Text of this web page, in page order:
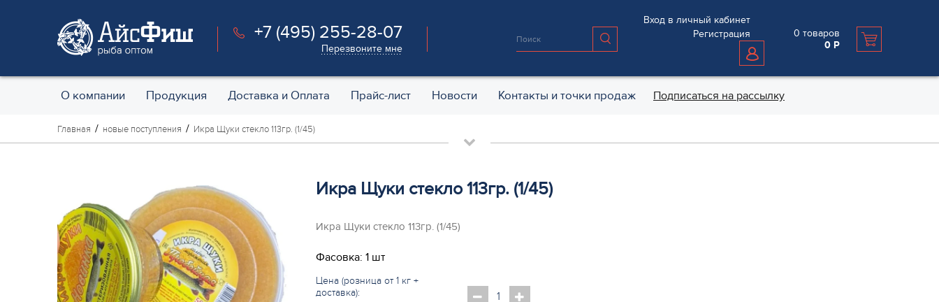
+7 (495) 255-28-07
Перезвоните мне
Вход в личный кабинет
Регистрация
0 товаров
0 Р
О компании Продукция Доставка и Оплата Прайс-лист Новости Контакты и точки продаж Подписаться на рассылку
Главная новые поступления Икра Щуки стекло 113гр. (1/45)
Икра Щуки стекло 113гр. (1/45)
Икра Щуки стекло 113гр. (1/45)
Фасовка: 1 шт
Цена (розница от 1 кг +
доставка):